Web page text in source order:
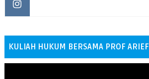
KULIAH HUKUM BERSAMA PROF ARIEF